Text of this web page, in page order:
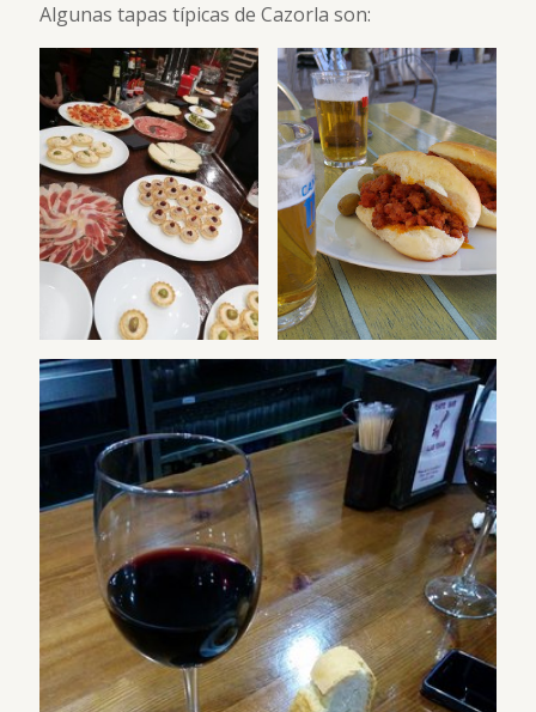
Algunas tapas típicas de Cazorla son: